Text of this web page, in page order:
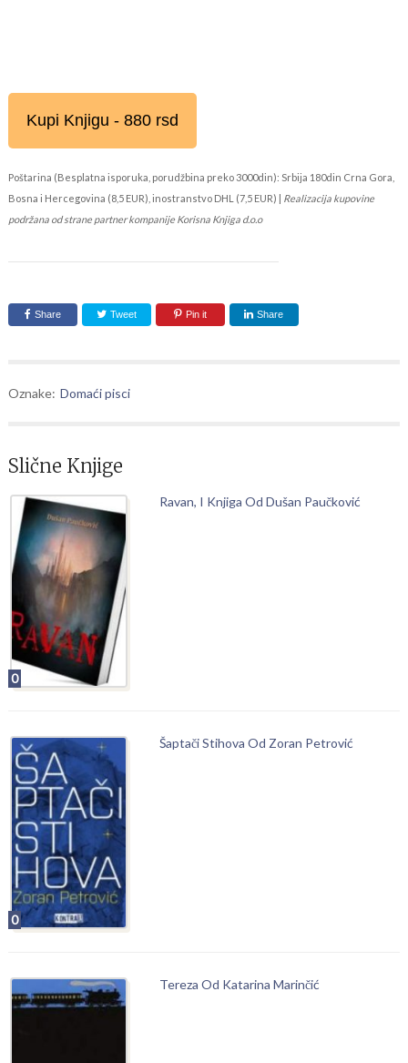
Kupi Knjigu - 880 rsd
Poštarina (Besplatna isporuka, porudžbina preko 3000din): Srbija 180din Crna Gora,
Bosna i Hercegovina (8,5 EUR), inostranstvo DHL (7,5 EUR) | Realizacija kupovine
podržana od strane partner kompanije Korisna Knjiga d.o.o
Share Tweet Pin it Share
Oznake: Domaći pisci
Slične Knjige
0
Ravan, I Knjiga Od Dušan Paučković
0
Šaptači Stihova Od Zoran Petrović
Tereza Od Katarina Marinčić